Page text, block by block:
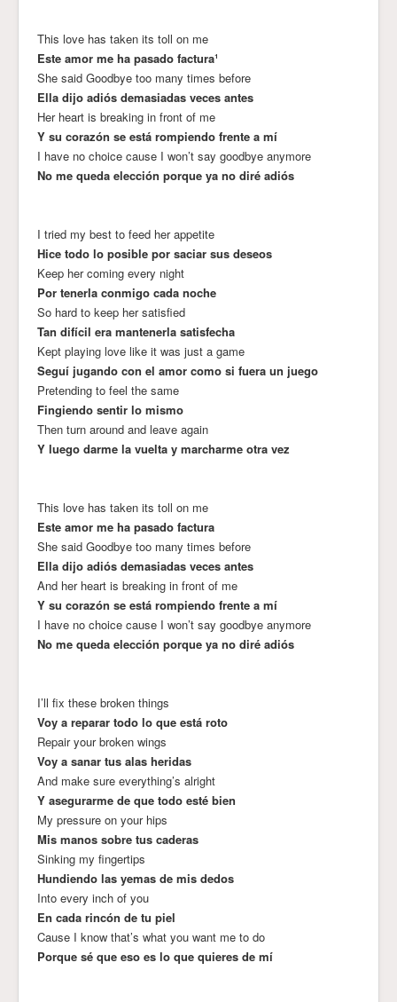
This love has taken its toll on me
Este amor me ha pasado factura¹
She said Goodbye too many times before
Ella dijo adiós demasiadas veces antes
Her heart is breaking in front of me
Y su corazón se está rompiendo frente a mí
I have no choice cause I won’t say goodbye anymore
No me queda elección porque ya no diré adiós
I tried my best to feed her appetite
Hice todo lo posible por saciar sus deseos
Keep her coming every night
Por tenerla conmigo cada noche
So hard to keep her satisfied
Tan difícil era mantenerla satisfecha
Kept playing love like it was just a game
Seguí jugando con el amor como si fuera un juego
Pretending to feel the same
Fingiendo sentir lo mismo
Then turn around and leave again
Y luego darme la vuelta y marcharme otra vez
This love has taken its toll on me
Este amor me ha pasado factura
She said Goodbye too many times before
Ella dijo adiós demasiadas veces antes
And her heart is breaking in front of me
Y su corazón se está rompiendo frente a mí
I have no choice cause I won’t say goodbye anymore
No me queda elección porque ya no diré adiós
I’ll fix these broken things
Voy a reparar todo lo que está roto
Repair your broken wings
Voy a sanar tus alas heridas
And make sure everything’s alright
Y asegurarme de que todo esté bien
My pressure on your hips
Mis manos sobre tus caderas
Sinking my fingertips
Hundiendo las yemas de mis dedos
Into every inch of you
En cada rincón de tu piel
Cause I know that’s what you want me to do
Porque sé que eso es lo que quieres de mí